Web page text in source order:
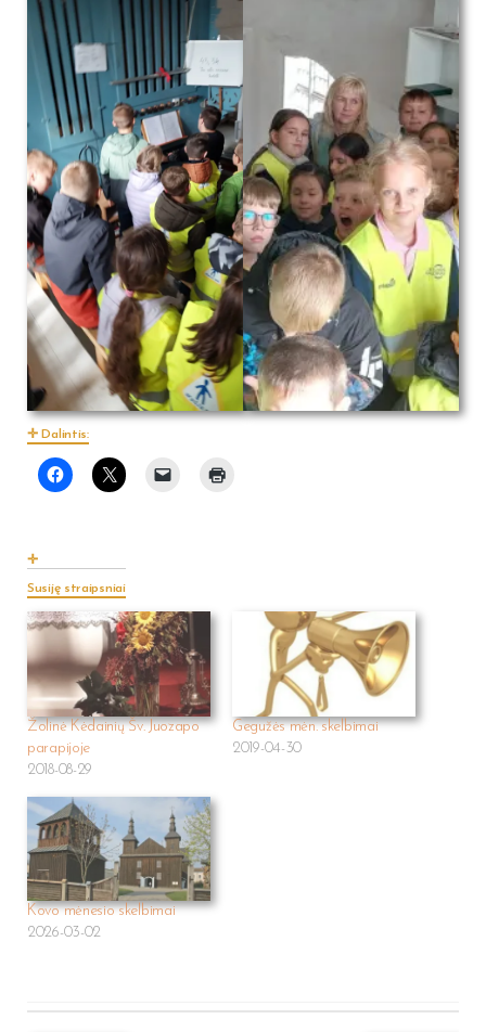
Dalintis:
Susiję straipsniai
Žolinė Kėdainių Šv. Juozapo
parapijoje
2018-08-29
Gegužės mėn. skelbimai
2019-04-30
Kovo mėnesio skelbimai
2026-03-02